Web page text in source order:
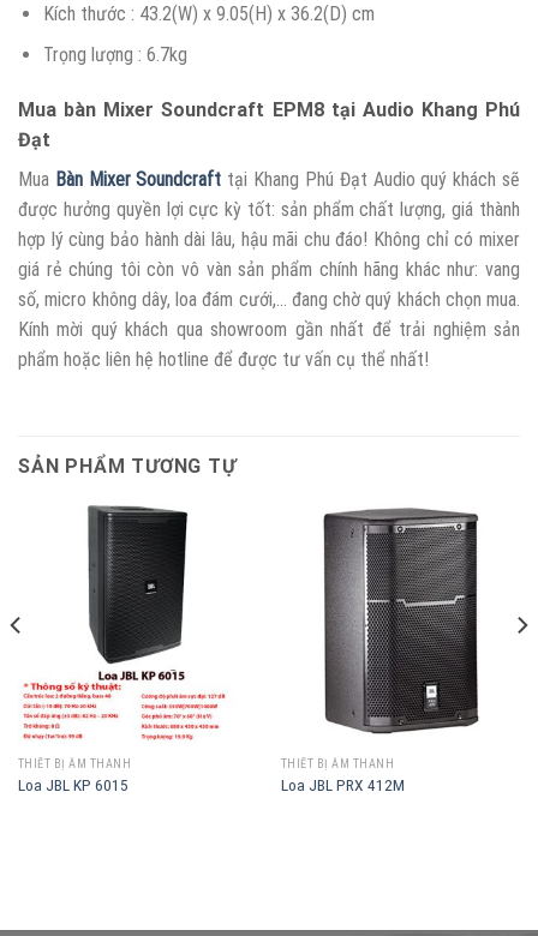
Kích thước : 43.2(W) x 9.05(H) x 36.2(D) cm
Trọng lượng : 6.7kg
Mua bàn Mixer Soundcraft EPM8 tại Audio Khang Phú
Đạt
Mua Bàn Mixer Soundcraft tại Khang Phú Đạt Audio quý khách sẽ
được hưởng quyền lợi cực kỳ tốt: sản phẩm chất lượng, giá thành
hợp lý cùng bảo hành dài lâu, hậu mãi chu đáo! Không chỉ có mixer
giá rẻ chúng tôi còn vô vàn sản phẩm chính hãng khác như: vang
số, micro không dây, loa đám cưới,… đang chờ quý khách chọn mua.
Kính mời quý khách qua showroom gần nhất để trải nghiệm sản
phẩm hoặc liên hệ hotline để được tư vấn cụ thể nhất!
SẢN PHẨM TƯƠNG TỰ
THIẾT BỊ ÂM THANH
Loa JBL KP 6015
THIẾT BỊ ÂM THANH
Loa JBL PRX 412M